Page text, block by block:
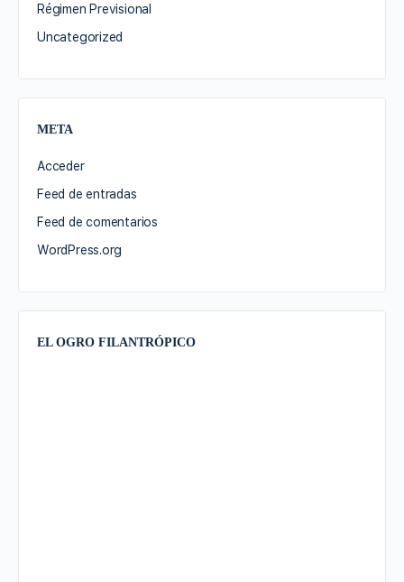
Régimen Previsional
Uncategorized
META
Acceder
Feed de entradas
Feed de comentarios
WordPress.org
EL OGRO FILANTRÓPICO